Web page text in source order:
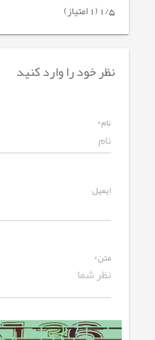
1/5 (1 امتیاز)
نظر خود را وارد کنید
نام*
ایمیل
متن*